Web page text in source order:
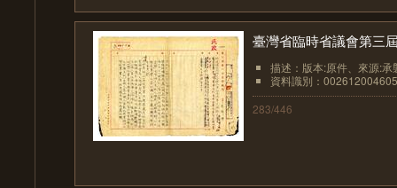
臺灣省臨時省議會第三
描述：版本:原件、來源:承
資料識別：
283/446